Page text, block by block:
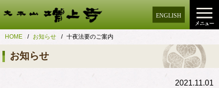
ENGLISH
HOME お知らせ 十夜法要のご案内
お知らせ
2021.11.01